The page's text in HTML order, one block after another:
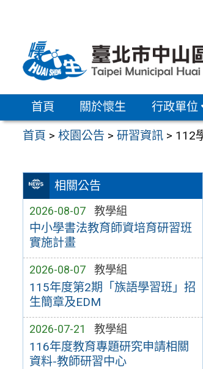
區
首頁 關於懷生 行政單位
首頁 >校園公告 >研習資訊 > 112
相關公告
2026-08-07 教學組
中小學書法教育師資培育研習班
實施計畫
2026-08-07 教學組
115年度第2期「族語學習班」招
生簡章及EDM
2026-07-21 教學組
116年度教育專題研究申請相關
資料-教師研習中心